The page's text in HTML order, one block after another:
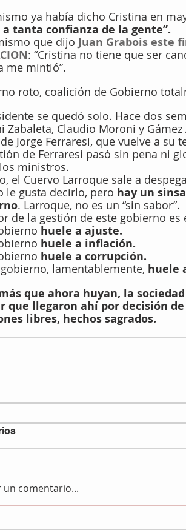
ya había dicho Cristina en
tanta confianza de la gente”.
que dijo Juan Grabois este
: “Cristina no tiene que ser
me mintió”.
roto, coalición de Gobierno
se quedó solo. Hace dos
Zabaleta, Claudio Moroni y
Jorge Ferraresi, que vuelve a su
de Ferraresi pasó sin pena ni
ministros.
el Cuervo Larroque sale a
le gusta decirlo, pero hay un
. Larroque, no es un “sin sabor”.
de la gestión de este gobierno es
huele a ajuste.
huele a inflación.
huele a corrupción.
lamentablemente, huele
que ahora huyan, la
que llegaron ahí por decisión
libres, hechos sagrados.
un comentario...